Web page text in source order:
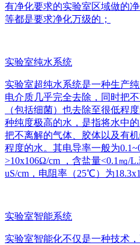
有净化要求的实验室区域做的
等都是要求净化万级的；
实验室纯水系统
实验室超纯水系统是一种生产
电介质几乎完全去除，同时把
（包括细菌）也去除至很低
种纯度极高的水，是指将水中
把不离解的气体、胶体以及有
程度的水。其电导率一般为
>10x106Ω/cm ，含盐量<0.1㎎/
uS/cm，电阻率（25℃）为
实验室智能系统
实验室智能化不仅是一种技术